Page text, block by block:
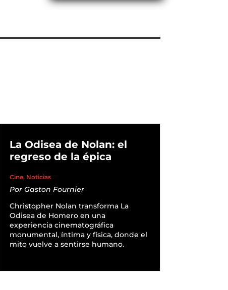
La Odisea de Nolan: el
regreso de la épica
Cine, Noticias
Por Gaston Fournier
Christopher Nolan transforma La
Odisea de Homero en una
experiencia cinematográfica
monumental, íntima y física, donde el
mito vuelve a sentirse humano.